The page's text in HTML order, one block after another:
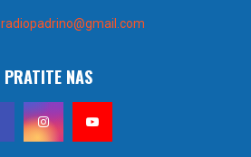
radiopadrino@gmail.com
PRATITE NAS